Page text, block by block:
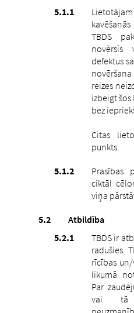
TBDS
novērsīs
defektus
reizes
izbeigt
bez
Citas
punkts.
Prasības
ciktāl
viņa
Atbildība
TBDS ir
radušies
rīcības
likumā
Par
vai tā